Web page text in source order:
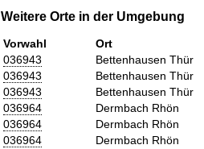
Weitere Orte in der Umgebung
Vorwahl
Ort
036943
Bettenhausen Thür
036943
Bettenhausen Thür
036943
Bettenhausen Thür
036964
Dermbach Rhön
036964
Dermbach Rhön
036964
Dermbach Rhön